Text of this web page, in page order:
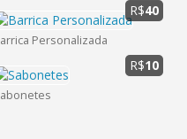
Personalizada
R$40
R$10